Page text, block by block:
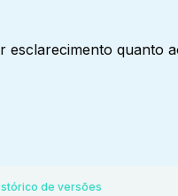
quanto
de versões